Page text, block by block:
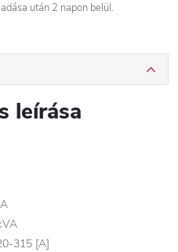
után 2 napon belül.
leírása
315 [A]